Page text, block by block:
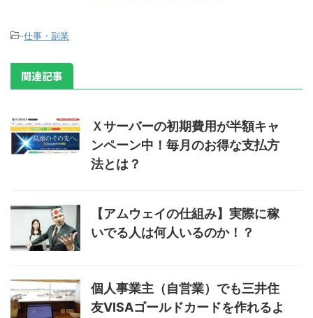
-仕事・副業
関連記事
Ｘサーバーの初期費用が半額キャ
ンペーン中！毎月のお得な支払方
法とは？
【アムウェイの仕組み】実際に稼
いでる人は何人いるのか！？
個人事業主（自営業）でも三井住
友VISAゴールドカードを作れるよ